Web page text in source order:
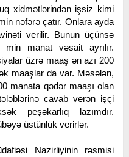
xidmətlərindən işsiz kimi
nəfərə çatır. Onlara ayda
verilir. Bunun üçünsə
manat vəsait ayrılır.
üzrə maaş ən azı 200
maaşlar da var. Məsələn,
manata qədər maaşı olan
cavab verən işçi
peşəkarlıq lazımdır.
üstünlük verirlər.
Nazirliyinin rəsmisi